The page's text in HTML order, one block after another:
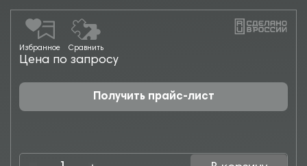
Избранное Сравнить
Цена по запросу
Получить прайс-лист